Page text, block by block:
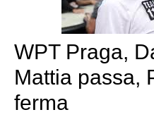
WPT Praga,
Mattia passa,
ferma